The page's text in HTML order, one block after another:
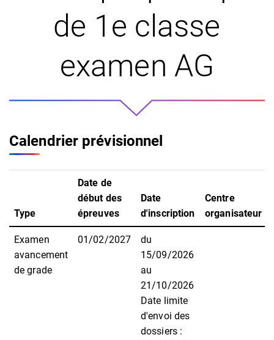
de 1e classe
examen AG
Calendrier prévisionnel
Type
Date de
début des
épreuves
Date
d'inscription
Centre
organisateur
Examen
avancement
de grade
01/02/2027
du
15/09/2026
au
21/10/2026
Date limite
d'envoi des
dossiers :